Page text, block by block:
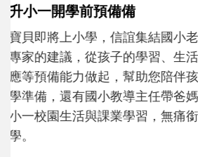
和孩子一起長大的那個男
不同模樣
沒有人天生就擅長當爸爸！男
次「前所未有」的體驗中，跟
大。從給予安全感的肢體遊戲
主、角色認同及解決問題的能